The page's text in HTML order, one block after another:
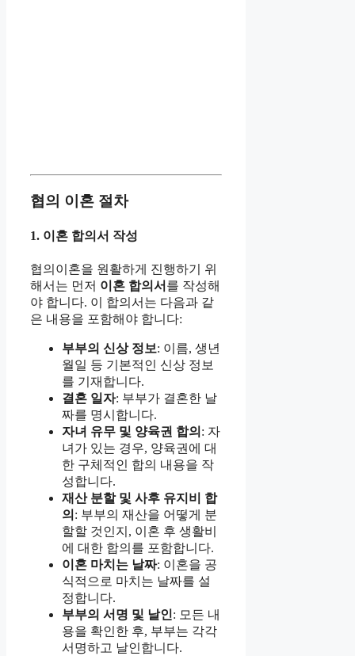
협의 이혼 절차
1. 이혼 합의서 작성
협의이혼을 원활하게 진행하기 위
해서는 먼저 이혼 합의서 를 작성해
야 합니다. 이 합의서는 다음과 같
은 내용을 포함해야 합니다:
부부의 신상 정보: 이름, 생년
월일 등 기본적인 신상 정보
를 기재합니다.
결혼 일자: 부부가 결혼한 날
짜를 명시합니다.
자녀 유무 및 양육권 합의 : 자
녀가 있는 경우, 양육권에 대
한 구체적인 합의 내용을 작
성합니다.
재산 분할 및 사후 유지비 합
의 : 부부의 재산을 어떻게 분
할할 것인지, 이혼 후 생활비
에 대한 합의를 포함합니다.
이혼 마치는 날짜: 이혼을 공
식적으로 마치는 날짜를 설
정합니다.
부부의 서명 및 날인: 모든 내
용을 확인한 후, 부부는 각각
서명하고 날인합니다.